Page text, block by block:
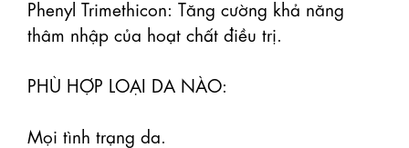
Phenyl Trimethicon: Tăng cường khả năng
thâm nhập của hoạt chất điều trị.
PHÙ HỢP LOẠI DA NÀO:
Mọi tình trạng da.